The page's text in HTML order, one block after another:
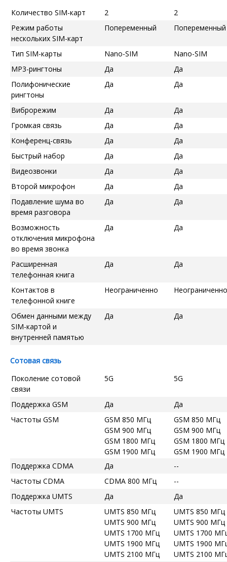
Количество SIM-карт
2
2
Режим работы
нескольких SIM-карт
Попеременный Попеременный
Тип SIM-карты Nano-SIM
Nano-SIM
MP3-рингтоны
Да
Да
Полифонические
рингтоны
Да Да
Виброрежим Да
Да
Громкая связь
Да
Да
Конференц-связь
Да
Да
Быстрый набор
Да
Да
Видеозвонки
Да
Да
Второй микрофон
Да
Да
Подавление шума во
время разговора
Да Да
Возможность
отключения микрофона
во время звонка
Да Да
Расширенная
телефонная книга
Да Да
Контактов в
телефонной книге
Неограниченно Неограниченно
Обмен данными между
SIM-картой и
внутренней памятью
Да Да
Сотовая связь
Поколение сотовой
связи
5G 5G
Поддержка GSM Да
Да
Частоты GSM
GSM 850 МГц
GSM 900 МГц
GSM 1800 МГц
GSM 1900 МГц
GSM 850 МГц
GSM 900 МГц
GSM 1800 МГц
GSM 1900 МГц
Поддержка CDMA
Да
--
Частоты CDMA
CDMA 800 МГц
--
Поддержка UMTS
Да
Да
Частоты UMTS
UMTS 850 МГц
UMTS 900 МГц
UMTS 1700 МГц
UMTS 1900 МГц
UMTS 2100 МГц
UMTS 850 МГц
UMTS 900 МГц
UMTS 1700
UMTS 1900
UMTS 2100